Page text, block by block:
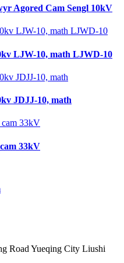
Agored Cam Sengl 10kV
LJW-10, math LJWD-10
JDJJ-10, math
33kV
Road Yueqing City Liushi